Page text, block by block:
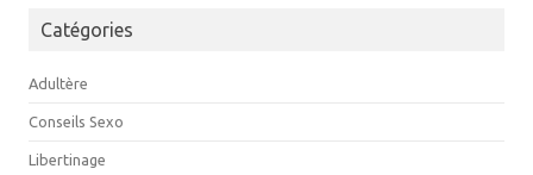
Catégories
Adultère
Conseils Sexo
Libertinage